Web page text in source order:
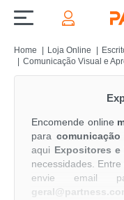
Home Loja Online
Comunicação Visual e
Encomende online
para
aqui Expositores e
necessidades.
envie email